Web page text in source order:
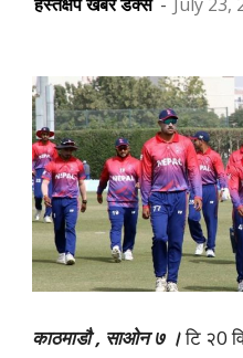
काठमाडाै , साओन ७ ।टि २0